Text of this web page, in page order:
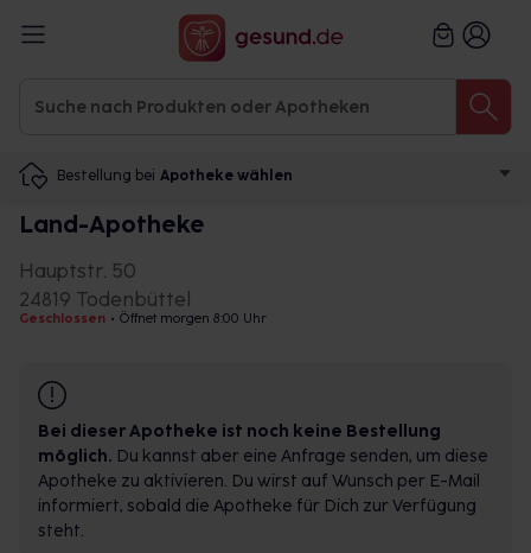
Bestellung bei Apotheke wählen
Land-Apotheke
Hauptstr. 50
24819 Todenbüttel
Geschlossen • Öffnet morgen 8:00 Uhr
Bei dieser Apotheke ist noch keine Bestellung
möglich. Du kannst aber eine Anfrage senden, um diese
Apotheke zu aktivieren. Du wirst auf Wunsch per E-Mail
informiert, sobald die Apotheke für Dich zur Verfügung
steht.